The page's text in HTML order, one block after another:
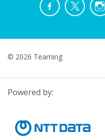
© 2026 Teaming
Powered by: